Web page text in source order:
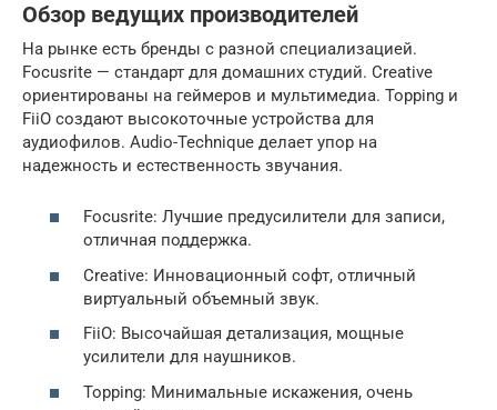
Обзор ведущих производителей
На рынке есть бренды с разной специализацией.
Focusrite — стандарт для домашних студий. Creative
ориентированы на геймеров и мультимедиа. Topping и
FiiO создают высокоточные устройства для
аудиофилов. Audio-Technique делает упор на
надежность и естественность звучания.
Focusrite: Лучшие предусилители для записи,
отличная поддержка.
Creative: Инновационный софт, отличный
виртуальный объемный звук.
FiiO: Высочайшая детализация, мощные
усилители для наушников.
Topping: Минимальные искажения, очень